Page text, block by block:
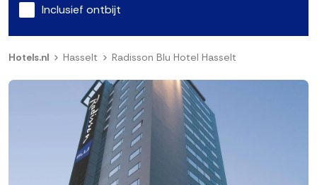
Inclusief ontbijt
Hotels.nl Hasselt Radisson Blu Hotel Hasselt